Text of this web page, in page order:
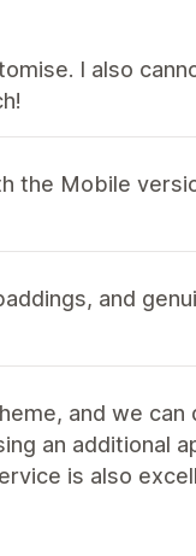
I also
the Mobile
and
and we can
an additional
is also